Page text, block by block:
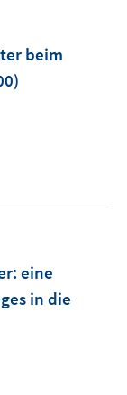
beim
: eine
in die